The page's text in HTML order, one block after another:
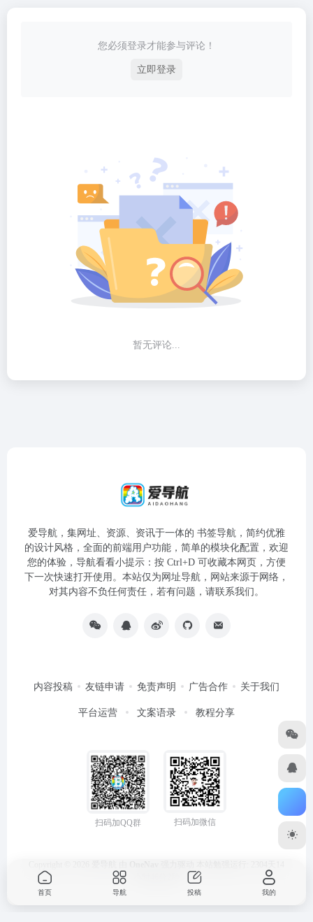
您必须登录才能参与评论！
立即登录
暂无评论...
爱导航，集网址、资源、资讯于一体的 书签导航，简约优雅
的设计风格，全面的前端用户功能，简单的模块化配置，欢迎
您的体验，导航看看小提示：按 Ctrl+D 可收藏本网页，方便
下一次快速打开使用。本站仅为网址导航，网站来源于网络，
对其内容不负任何责任，若有问题，请联系我们。
内容投稿 友链申请 免责声明 广告合作 关于我们
平台运营 文案语录 教程分享
扫码加QQ群 扫码加微信
首页 导航 投稿 我的